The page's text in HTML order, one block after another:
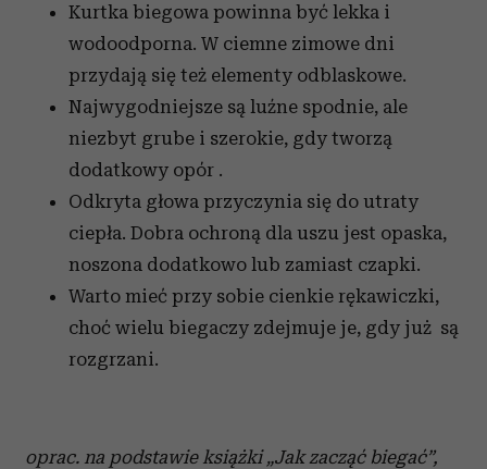
Kurtka biegowa powinna być lekka i
wodoodporna. W ciemne zimowe dni
przydają się też elementy odblaskowe.
Najwygodniejsze są luźne spodnie, ale
niezbyt grube i szerokie, gdy tworzą
dodatkowy opór .
Odkryta głowa przyczynia się do utraty
ciepła. Dobra ochroną dla uszu jest opaska,
noszona dodatkowo lub zamiast czapki.
Warto mieć przy sobie cienkie rękawiczki,
choć wielu biegaczy zdejmuje je, gdy już są
rozgrzani.
oprac. na podstawie książki „Jak zacząć biegać”,